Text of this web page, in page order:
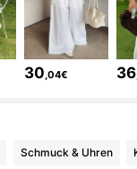
30,04€ 36
Schmuck & Uhren